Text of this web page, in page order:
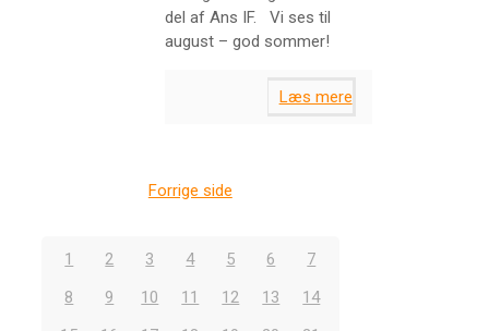
del af Ans IF. Vi ses til
august – god sommer!
Læs mere
Forrige side
1 2 3 4 5 6
7
8
9 10 11 12 13
14